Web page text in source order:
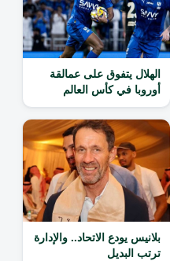
الهلال يتفوق على عمالقة
أوروبا في كأس العالم
بلانيس يودع الاتحاد.. والإدارة
ترتب البديل